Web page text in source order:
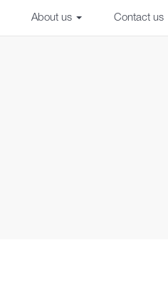
About us Contact us